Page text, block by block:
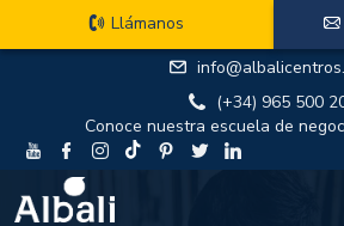
(+34) 965 500
Conoce nuestra escuela de
Llámanos